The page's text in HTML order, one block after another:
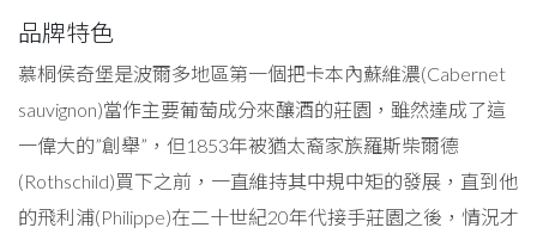
品牌特色
慕桐侯奇堡是波爾多地區第一個把卡本內蘇維濃(Cabernet
sauvignon)當作主要葡萄成分來釀酒的莊園，雖然達成了這
一偉大的”創舉”，但1853年被猶太裔家族羅斯柴爾德
(Rothschild)買下之前，一直維持其中規中矩的發展，直到他
的飛利浦(Philippe)在二十世紀20年代接手莊園之後，情況才